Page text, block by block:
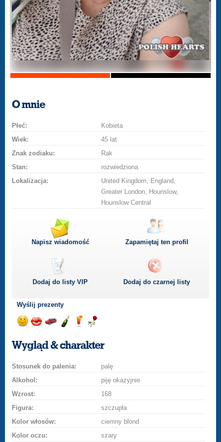
O mnie
Płeć:
Kobieta
Wiek:
45 lat
Znak zodiaku:
Rak
Stan:
rozwiedziona
Lokalizacja:
United Kingdom, England,
Greater London, Hounslow,
Hounslow Central
Napisz wiadomość Zapamiętaj ten profil
Dodaj do listyVIP Dodaj do czarnej listy
Wyślij prezenty
uśmiech
buziakasamochodem
szampana
drinka
różę
Wygląd & charakter
Stosunek do palenia:
palę
Alkohol:
piję okazyjnie
Wzrost:
168
Figura:
szczupła
Kolor włosów:
ciemny blond
Kolor oczu:
szary